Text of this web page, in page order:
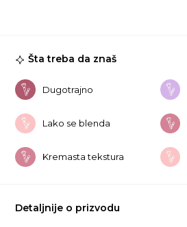
Šta treba da znaš
Dugotrajno
Lako se blenda
Kremasta tekstura
Detaljnije o prizvodu